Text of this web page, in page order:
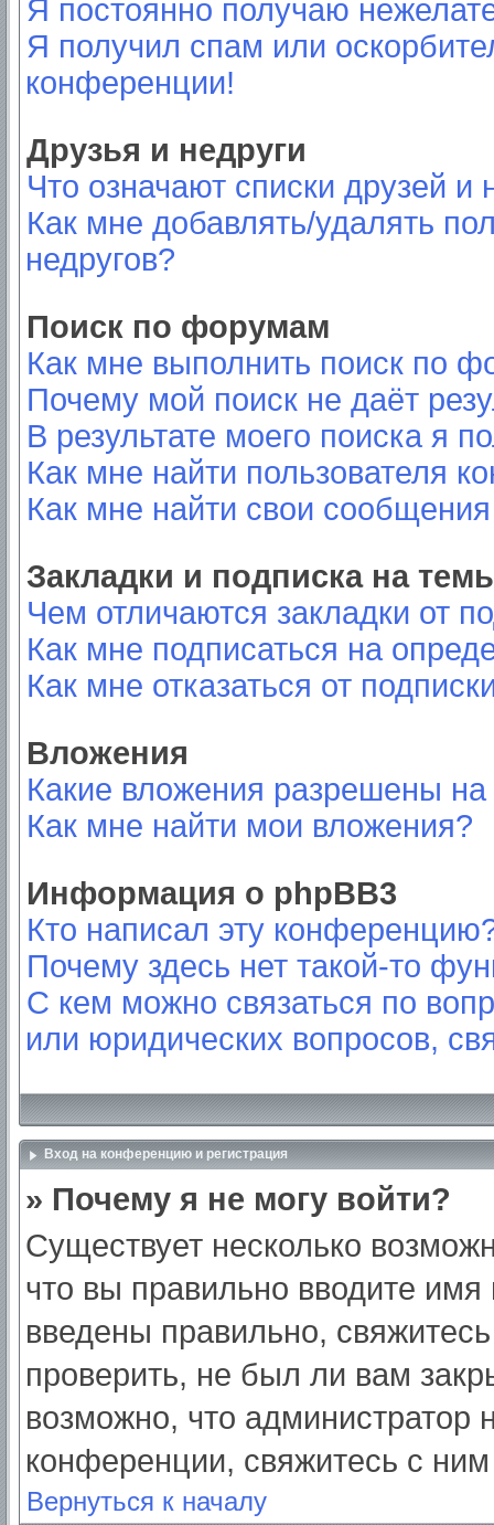
Я постоянно получаю
Я получил спам или
конференции!
Друзья и недруги
Что означают списки друзей и
Как мне добавлять/удалять
недругов?
Поиск по форумам
Как мне выполнить поиск по
Почему мой поиск не даёт
В результате моего поиска я
Как мне найти пользователя
Как мне найти свои
Закладки и подписка на
Чем отличаются закладки от
Как мне подписаться на
Как мне отказаться от
Вложения
Какие вложения разрешены
Как мне найти мои вложения?
Информация о phpBB3
Кто написал эту
Почему здесь нет такой-то
С кем можно связаться по
или юридических вопросов,
Вход на конференцию и регистрация
» Почему я не могу войти?
Существует несколько
что вы правильно вводите
введены правильно,
проверить, не был ли вам
возможно, что администратор
конференции, свяжитесь с
Вернуться к началу